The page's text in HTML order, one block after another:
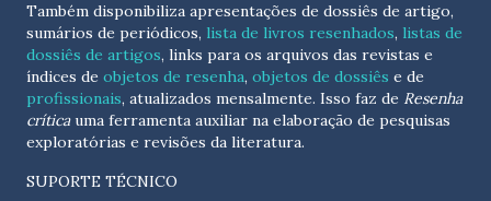
Também disponibiliza apresentações de dossiês de artigo,
sumários de periódicos, lista de livros resenhados, listas de
dossiês de artigos, links para os arquivos das revistas e
índices de objetos de resenha, objetos de dossiês e de
profissionais, atualizados mensalmente. Isso faz de Resenha
críticauma ferramenta auxiliar na elaboração de pesquisas
exploratórias e revisões da literatura.
SUPORTE TÉCNICO